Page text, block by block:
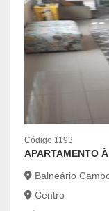
Código 1193
APARTAMENTO
Balneário
Centro